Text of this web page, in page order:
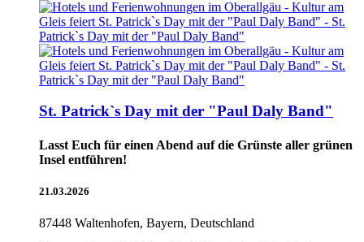
St. Patrick`s Day mit der "Paul Daly Band"
Lasst Euch für einen Abend auf die Grünste aller grünen
Insel entführen!
21.03.2026
87448 Waltenhofen, Bayern, Deutschland